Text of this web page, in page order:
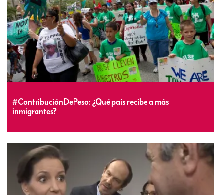
#ContribuciónDePeso: ¿Qué país recibe a más
inmigrantes?